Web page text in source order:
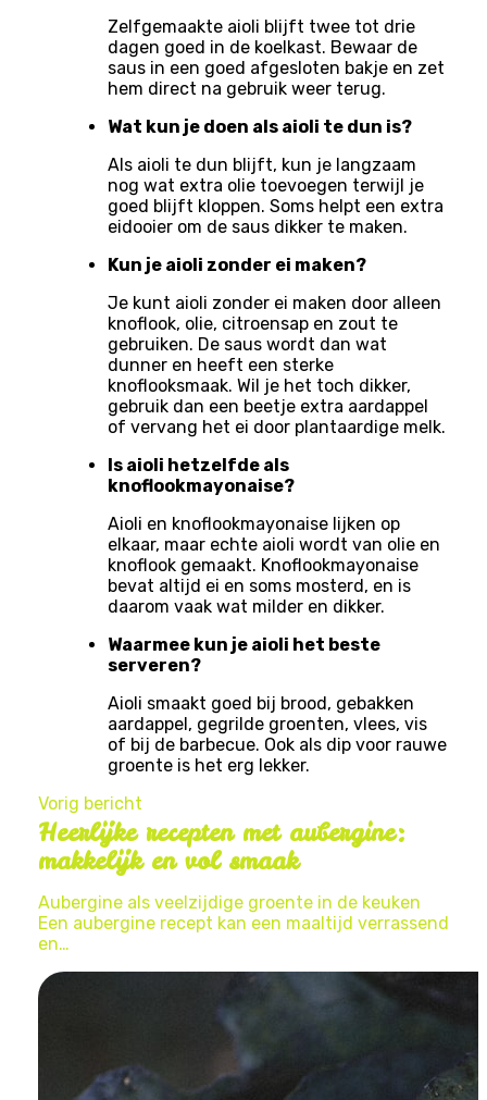
Zelfgemaakte aioli blijft twee tot drie
dagen goed in de koelkast. Bewaar de
saus in een goed afgesloten bakje en zet
hem direct na gebruik weer terug.
Wat kun je doen als aioli te dun is?
Als aioli te dun blijft, kun je langzaam
nog wat extra olie toevoegen terwijl je
goed blijft kloppen. Soms helpt een extra
eidooier om de saus dikker te maken.
Kun je aioli zonder ei maken?
Je kunt aioli zonder ei maken door alleen
knoflook, olie, citroensap en zout te
gebruiken. De saus wordt dan wat
dunner en heeft een sterke
knoflooksmaak. Wil je het toch dikker,
gebruik dan een beetje extra aardappel
of vervang het ei door plantaardige melk.
Is aioli hetzelfde als
knoflookmayonaise?
Aioli en knoflookmayonaise lijken op
elkaar, maar echte aioli wordt van olie en
knoflook gemaakt. Knoflookmayonaise
bevat altijd ei en soms mosterd, en is
daarom vaak wat milder en dikker.
Waarmee kun je aioli het beste
serveren?
Aioli smaakt goed bij brood, gebakken
aardappel, gegrilde groenten, vlees, vis
of bij de barbecue. Ook als dip voor rauwe
groente is het erg lekker.
Vorig bericht
Heerlijke recepten met aubergine:
makkelijk en vol smaak
Aubergine als veelzijdige groente in de keuken
Een aubergine recept kan een maaltijd verrassend
en…